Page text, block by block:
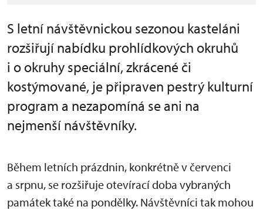
S letní návštěvnickou sezonou kasteláni
rozšiřují nabídku prohlídkových okruhů
i o okruhy speciální, zkrácené či
kostýmované, je připraven pestrý kulturní
program a nezapomíná se ani na
nejmenší návštěvníky.
Během letních prázdnin, konkrétně v červenci
a srpnu, se rozšiřuje otevírací doba vybraných
památek také na pondělky. Návštěvníci tak mohou